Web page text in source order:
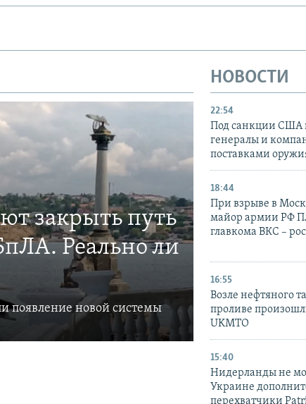
закрыть путь
Реально ли
появление новой системы
НОВОСТИ
22:54
Под санкции США
генералы и
поставками
18:44
При взрыве в
майор армии РФ
главкома ВКС –
16:55
Возле нефтяного
проливе
UKMTO
15:40
Нидерланды не
Украине
перехватчики